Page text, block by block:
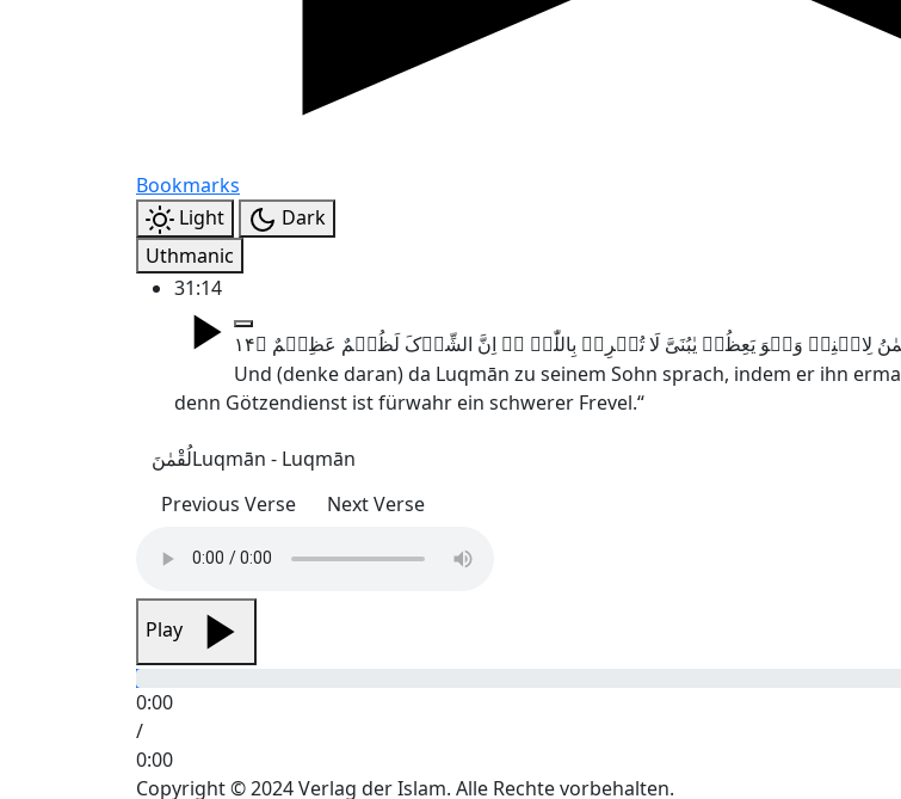
Bookmarks
Light
Dark
Uthmanic
31:14
Und (denke daran) da Luqmān zu seinem Sohn sprach, indem er ihn
denn Götzendienst ist fürwahr ein schwerer Frevel.“
لُقْمٰنَLuqmān - Luqmān
Previous Verse
Next Verse
Play
0:00
/
0:00
Copyright © 2024 Verlag der Islam. Alle Rechte vorbehalten.